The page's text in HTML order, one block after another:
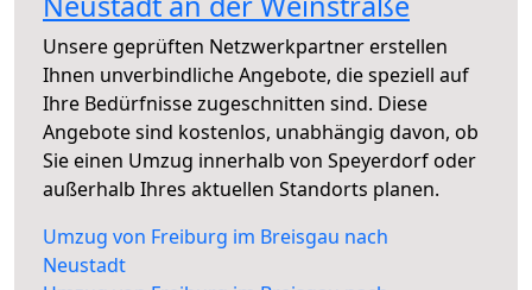
Unsere geprüften Netzwerkpartner erstellen
Ihnen unverbindliche Angebote, die speziell auf
Ihre Bedürfnisse zugeschnitten sind. Diese
Angebote sind kostenlos, unabhängig davon, ob
Sie einen Umzug innerhalb von Speyerdorf oder
außerhalb Ihres aktuellen Standorts planen.
Umzug von Freiburg im Breisgau nach
Neustadt